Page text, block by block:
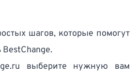
шагов, которые помогут
BestChange.
выберите нужную вам